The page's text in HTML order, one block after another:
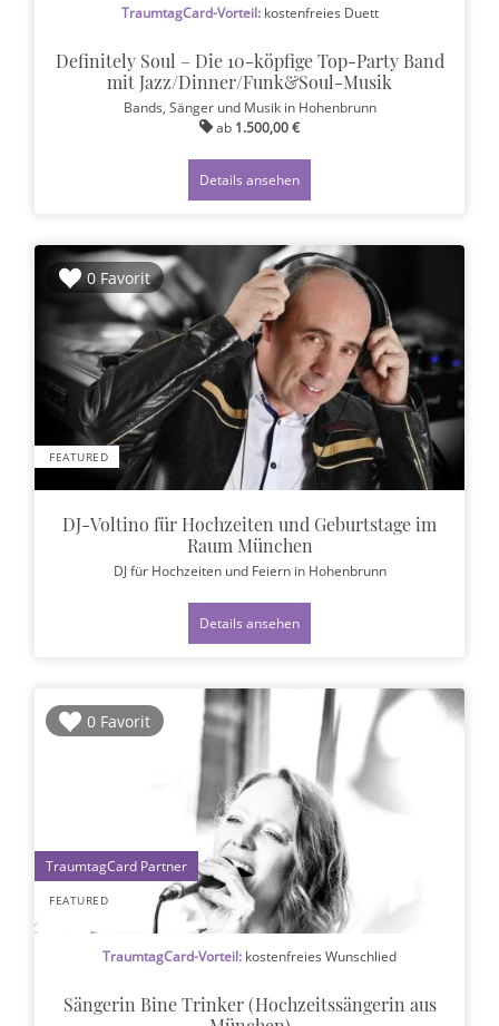
TraumtagCard-Vorteil:kostenfreies Duett
Definitely Soul – Die 10-köpfige Top-Party Band
mit Jazz/Dinner/Funk&Soul-Musik
Bands, Sänger und Musik in Hohenbrunn
ab 1.500,00 €
Details ansehen
0 Favorit
FEATURED
DJ-Voltino für Hochzeiten und Geburtstage im
Raum München
DJ für Hochzeiten und Feiern in Hohenbrunn
Details ansehen
0 Favorit
FEATURED
1
TraumtagCard-Vorteil: kostenfreies Wunschlied
Sängerin Bine Trinker (Hochzeitssängerin aus